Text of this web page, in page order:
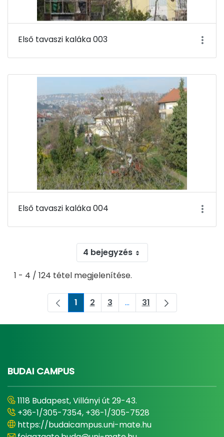
Első tavaszi kaláka 003
Első tavaszi kaláka 004
4 bejegyzés
1 - 4 / 124 tétel megjelenítése.
Oldal
1 Oldal
2 Oldal
3 ...Köztes oldalak
Oldal
31
BUDAI CAMPUS
1118 Budapest, Villányi út 29-43.
+36-1/305-7354, +36-1/305-7528
https://budaicampus.uni-mate.hu